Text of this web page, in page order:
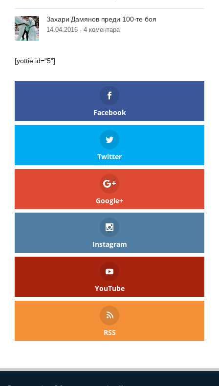
Захари Дамянов преди 100-те боя
14.04.2016 - 4 коментара
[yottie id="5"]
Facebook
Twitter
Google+
Instagram
YouTube
RSS